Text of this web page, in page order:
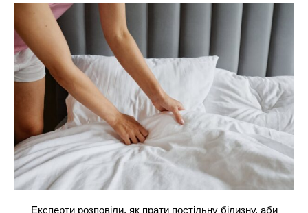
Експерти розповіли, як прати постільну білизну, аби